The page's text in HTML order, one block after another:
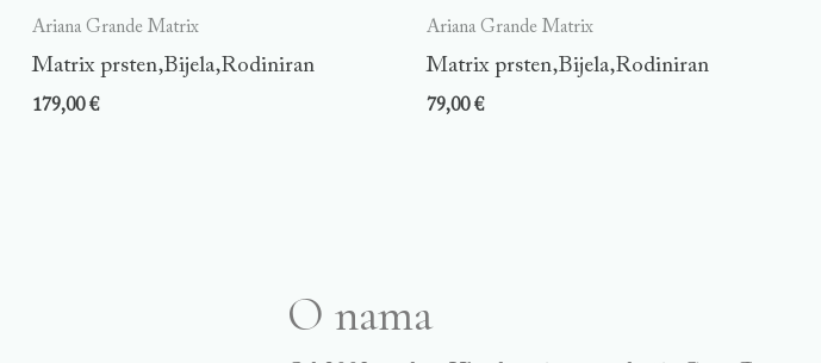
Ariana Grande Matrix
Matrix prsten,Bijela,Rodiniran
179,00€
Ariana Grande Matrix
Matrix prsten,Bijela,Rodiniran
79,00€
O nama